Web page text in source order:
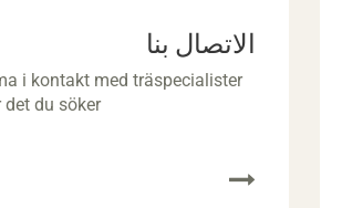
الاتصال بنا
i kontakt med träspecialister
du söker.